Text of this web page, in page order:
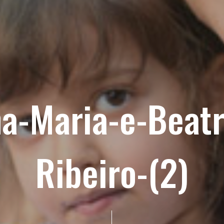
Maria-e-
Ribeiro-(2)